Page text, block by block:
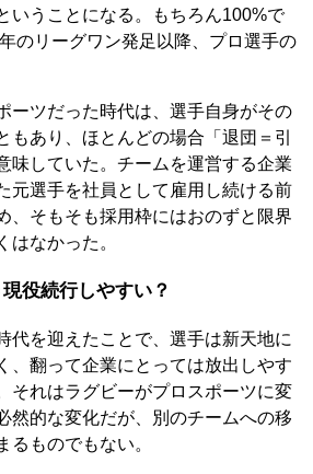
いうことになる。もちろん100%で
のリーグワン発足以降、プロ選手の
ーツだった時代は、選手自身がその
もあり、ほとんどの場合「退団＝引
味していた。チームを運営する企業
元選手を社員として雇用し続ける前
、そもそも採用枠にはおのずと限界
はなかった。
役続行しやすい？
を迎えたことで、選手は新天地に
、翻って企業にとっては放出しやす
それはラグビーがプロスポーツに変
然的な変化だが、別のチームへの移
るものでもない。